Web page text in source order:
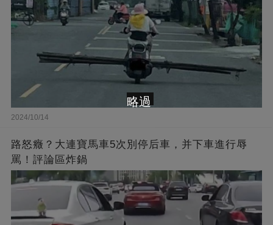
2024/10/14
路怒癥？大連寶馬車5次別停后車，并下車進行辱
罵！評論區炸鍋
略過